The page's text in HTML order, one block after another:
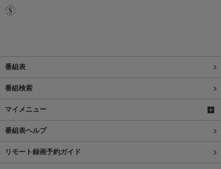
番組表
番組検索
マイメニュー
番組表ヘルプ
リモート録画予約ガイド